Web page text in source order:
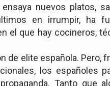
nuevos platos,
en irrumpir, ha
el que hay cocineros,
de elite española. Pero,
los españoles
Tanto que